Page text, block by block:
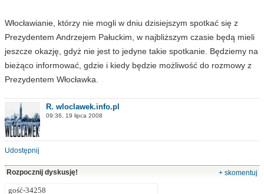
Włocławianie, którzy nie mogli w dniu dzisiejszym spotkać się z
Prezydentem Andrzejem Pałuckim, w najbliższym czasie będą mieli
jeszcze okazję, gdyż nie jest to jedyne takie spotkanie. Będziemy na
bieżąco informować, gdzie i kiedy będzie możliwość do rozmowy z
Prezydentem Włocławka.
R. wloclawek.info.pl
09:36, 19 lipca 2008
Udostępnij
Rozpocznij dyskusję! + skomentuj